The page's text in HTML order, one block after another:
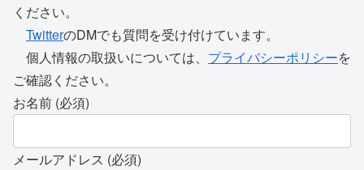
ください。
TwitterのDMでも質問を受け付けています。
個人情報の取扱いについては、 プライバシーポリシーを
ご確認ください。
お名前 (必須)
メールアドレス (必須)